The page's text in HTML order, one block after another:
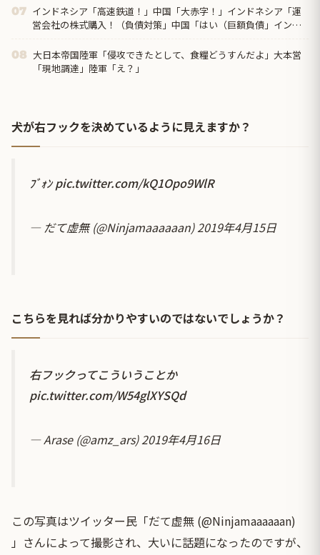
07 インドネシア「高速鉄道！」中国「大赤字！」インドネシア「運
営会社の株式購入！（負債対策」中国「はい（巨額負債」インド
08 大日本帝国陸軍「侵攻できたとして、食糧どうすんだよ」大本営
「現地調達」陸軍「え？」
犬が右フックを決めているように見えますか？
ﾌﾞｫﾝpic.twitter.com/kQ1Opo9WlR
— だて虚無 (@Ninjamaaaaaan)2019年4月15日
こちらを見れば分かりやすいのではないでしょうか？
右フックってこういうことか
pic.twitter.com/W54glXYSQd
— Arase (@amz_ars)2019年4月16日
この写真はツイッター民「だて虚無 (@Ninjamaaaaaan)
」さんによって撮影され、大いに話題になったのですが、